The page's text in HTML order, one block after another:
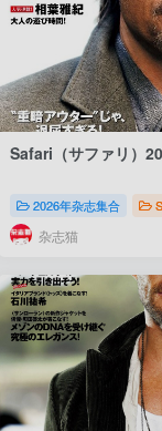
Safari（サファリ）2026
Safari（サファリ）
2026年杂志集合
杂志猫